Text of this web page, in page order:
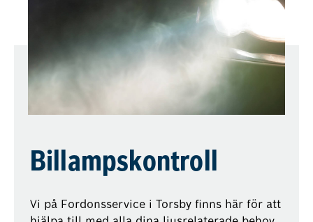
Billampskontroll
Vi på Fordonsservice i Torsby finns här för att